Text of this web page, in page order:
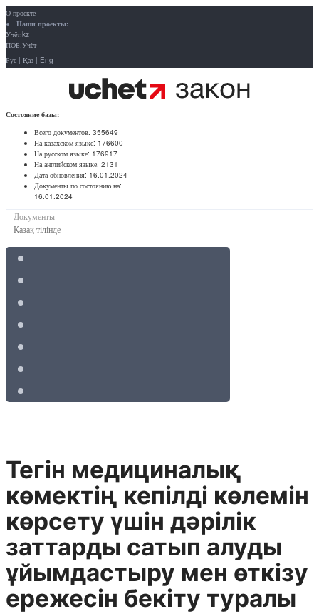
О проекте
Наши проекты:
Учёт.kz
ПОБ.Учёт
Рус | Қаз | Eng
Состояние базы:
Всего документов: 355649
На казахском языке: 176600
На русском языке: 176917
На английском языке: 2131
Дата обновления: 16.01.2024
Документы по состоянию на:
16.01.2024
Документы
Қазақ тілінде
Тегін медициналық
көмектің кепілді көлемін
көрсету үшін дәрілік
заттарды сатып алуды
ұйымдастыру мен өткізу
ережесін бекіту туралы